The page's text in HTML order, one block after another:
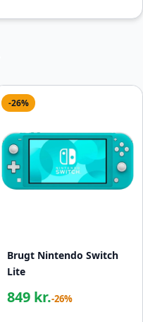
-26%
Brugt Nintendo Switch
Lite
849 kr.-26%